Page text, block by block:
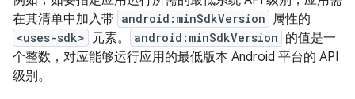
在其清单中加入带 android:minSdkVersion 属性的
<uses-sdk> 元素。 android:minSdkVersion 的值是一
个整数，对应能够运行应用的最低版本 Android 平台的 API
级别。